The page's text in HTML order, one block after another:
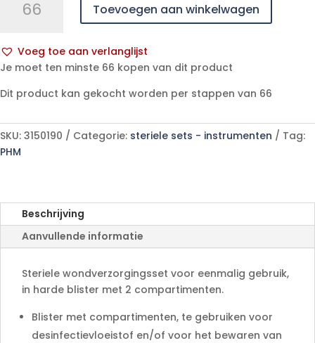
Wiekenset
p/s
aantal
Toevoegen aan winkelwagen
Voeg toe aan verlanglijst
A
t
r
n
e
:
Je moet ten minste 66 kopen van dit product
Dit product kan gekocht worden per stappen van 66
SKU: 3150190 Categorie: steriele sets - instrumenten
Tag:
PHM
Beschrijving
Aanvullende informatie
Steriele wondverzorgingsset voor eenmalig gebruik,
in harde blister met 2 compartimenten.
Blister met compartimenten, te gebruiken voor
desinfectievloeistof en/of voor het bewaren van